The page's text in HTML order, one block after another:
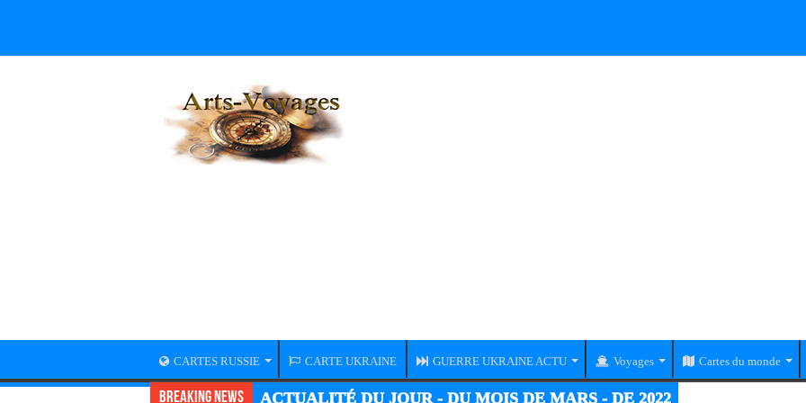
CARTES RUSSIE CARTE UKRAINE GUERRE UKRAINE ACTU Voyages Cartes du monde
Breaking News ACTUALITÉ DU JOUR - DU MOIS DE MARS - DE 2022